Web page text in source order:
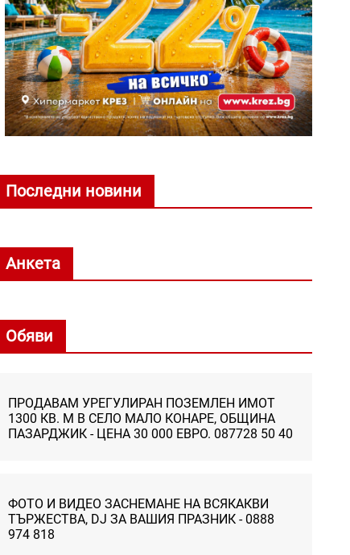
Последни новини
Анкета
Обяви
ПРОДАВАМ УРЕГУЛИРАН ПОЗЕМЛЕН ИМОТ
1300 КВ. М В СЕЛО МАЛО КОНАРЕ, ОБЩИНА
ПАЗАРДЖИК - ЦЕНА 30 000 ЕВРО. 087728 50 40
ФОТО И ВИДЕО ЗАСНЕМАНЕ НА ВСЯКАКВИ
ТЪРЖЕСТВА, DJ ЗА ВАШИЯ ПРАЗНИК - 0888
974 818